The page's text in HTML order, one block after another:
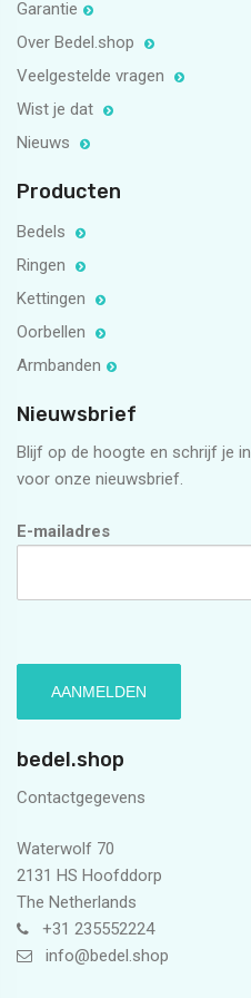
Garantie
Over Bedel.shop
Veelgestelde vragen
Wist je dat
Nieuws
Producten
Bedels
Ringen
Kettingen
Oorbellen
Armbanden
Nieuwsbrief
Blijf op de hoogte en schrijf je in
voor onze nieuwsbrief.
E-mailadres
bedel.shop
Contactgegevens
Waterwolf 70
2131 HS Hoofddorp
The Netherlands
+31 235552224
info@bedel.shop